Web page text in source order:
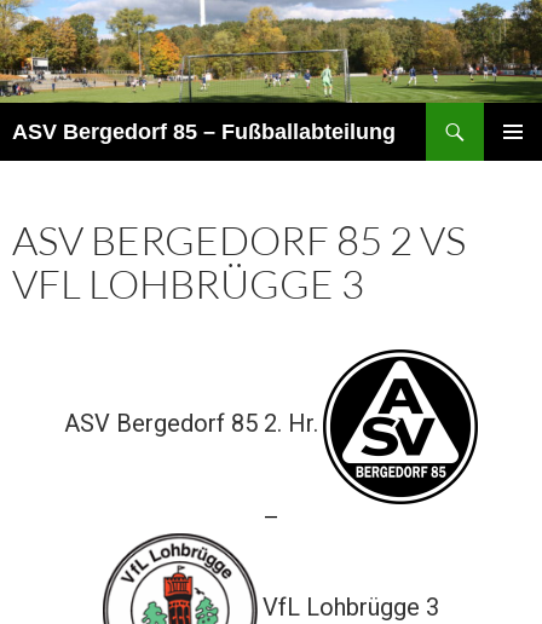
Zum
Inhalt
springen
ASV Bergedorf 85 – Fußballabteilung
ASV BERGEDORF 85 2 VS
VFL LOHBRÜGGE 3
ASV Bergedorf 85 2. Hr.
—
VfL Lohbrügge 3